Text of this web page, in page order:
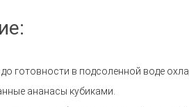
готовности в подсоленной воде
ананасы кубиками.